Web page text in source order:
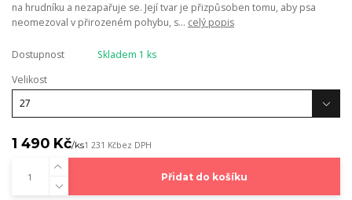
na hrudníku a nezapařuje se. Její tvar je přizpůsoben tomu, aby psa
neomezoval v přirozeném pohybu, s... celý popis
Dostupnost
Skladem 1 ks
Velikost
1 490 Kč/ks1 231 Kčbez DPH
Přidat do košíku